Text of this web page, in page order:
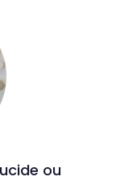
ou